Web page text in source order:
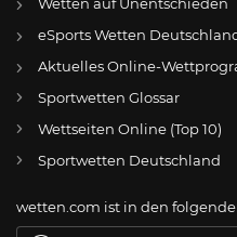
Wetten auf Unentschieden
eSports Wetten
Aktuelles Online-
Sportwetten Glossar
Wettseiten Online (Top 10)
Sportwetten Deutschland
wetten.com ist in den
AT Online Wetten
CH Online Glücksspiel
Apostas Online no